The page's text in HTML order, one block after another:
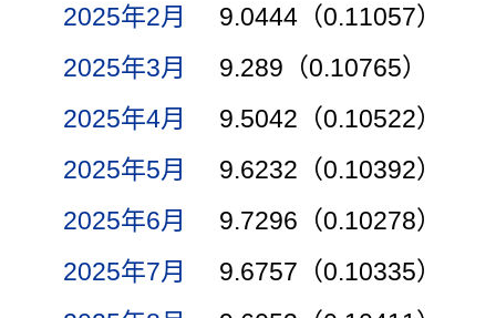
2025年2月
9.0444（0.11057）
2025年3月
9.289（0.10765）
2025年4月
9.5042（0.10522）
2025年5月
9.6232（0.10392）
2025年6月
9.7296（0.10278）
2025年7月
9.6757（0.10335）